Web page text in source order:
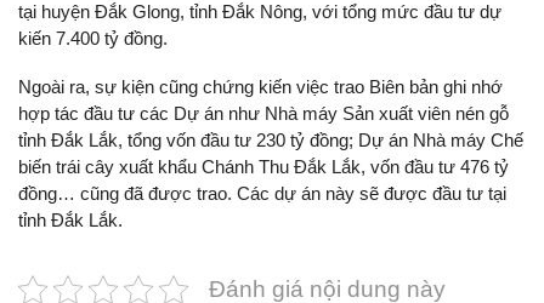
tại huyện Đắk Glong, tỉnh Đắk Nông, với tổng mức đầu tư dự
kiến 7.400 tỷ đồng.
Ngoài ra, sự kiện cũng chứng kiến việc trao Biên bản ghi nhớ
hợp tác đầu tư các Dự án như Nhà máy Sản xuất viên nén gỗ
tỉnh Đắk Lắk, tổng vốn đầu tư 230 tỷ đồng; Dự án Nhà máy Chế
biến trái cây xuất khẩu Chánh Thu Đắk Lắk, vốn đầu tư 476 tỷ
đồng… cũng đã được trao. Các dự án này sẽ được đầu tư tại
tỉnh Đắk Lắk.
Đánh giá nội dung này